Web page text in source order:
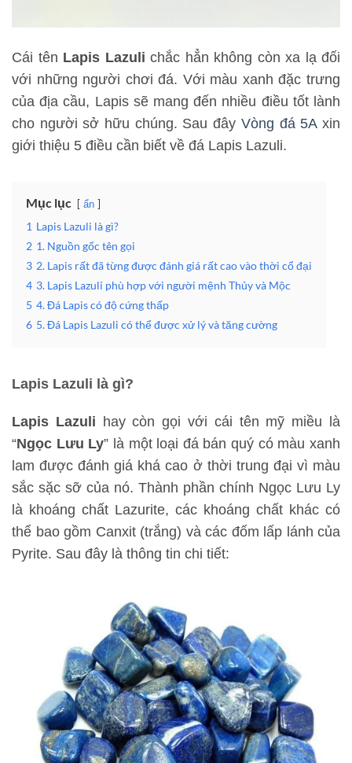
Cái tên Lapis Lazuli chắc hẳn không còn xa lạ đối
với những người chơi đá. Với màu xanh đặc trưng
của địa cầu, Lapis sẽ mang đến nhiều điều tốt lành
cho người sở hữu chúng. Sau đây Vòng đá 5Axin
giới thiệu 5 điều cần biết về đá Lapis Lazuli.
Mục lục ẩn
1 Lapis Lazuli là gì?
2 1. Nguồn gốc tên gọi
3 2. Lapis rất đã từng được đánh giá rất cao vào thời cổ đại
4 3. Lapis Lazuli phù hợp với người mệnh Thủy và Mộc
5 4. Đá Lapis có độ cứng thấp
6 5. Đá Lapis Lazuli có thể được xử lý và tăng cường
Lapis Lazuli là gì?
Lapis Lazuli hay còn gọi với cái tên mỹ miều là
“Ngọc Lưu Ly” là một loại đá bán quý có màu xanh
lam được đánh giá khá cao ở thời trung đại vì màu
sắc sặc sỡ của nó. Thành phần chính Ngọc Lưu Ly
là khoáng chất Lazurite, các khoáng chất khác có
thể bao gồm Canxit (trắng) và các đốm lấp lánh của
Pyrite. Sau đây là thông tin chi tiết: